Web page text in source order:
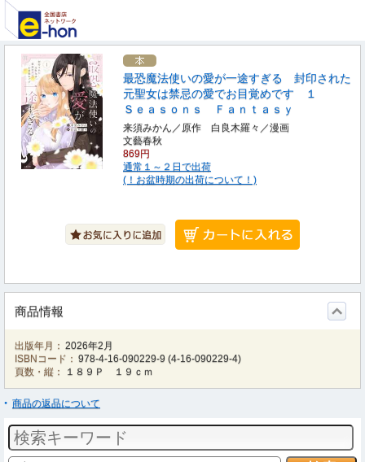
最恐魔法使いの愛が一途すぎる 封印された
元聖女は禁忌の愛でお目覚めです １
Ｓｅａｓｏｎｓ Ｆａｎｔａｓｙ
来須みかん／原作 白良木羅々／漫画
文藝春秋
869円
通常１～２日で出荷
(！お盆時期の出荷について！)
商品情報
出版年月： 2026年2月
ISBNコード： 978-4-16-090229-9 (4-16-090229-4)
頁数・縦：
１８９Ｐ １９ｃｍ
商品の返品について